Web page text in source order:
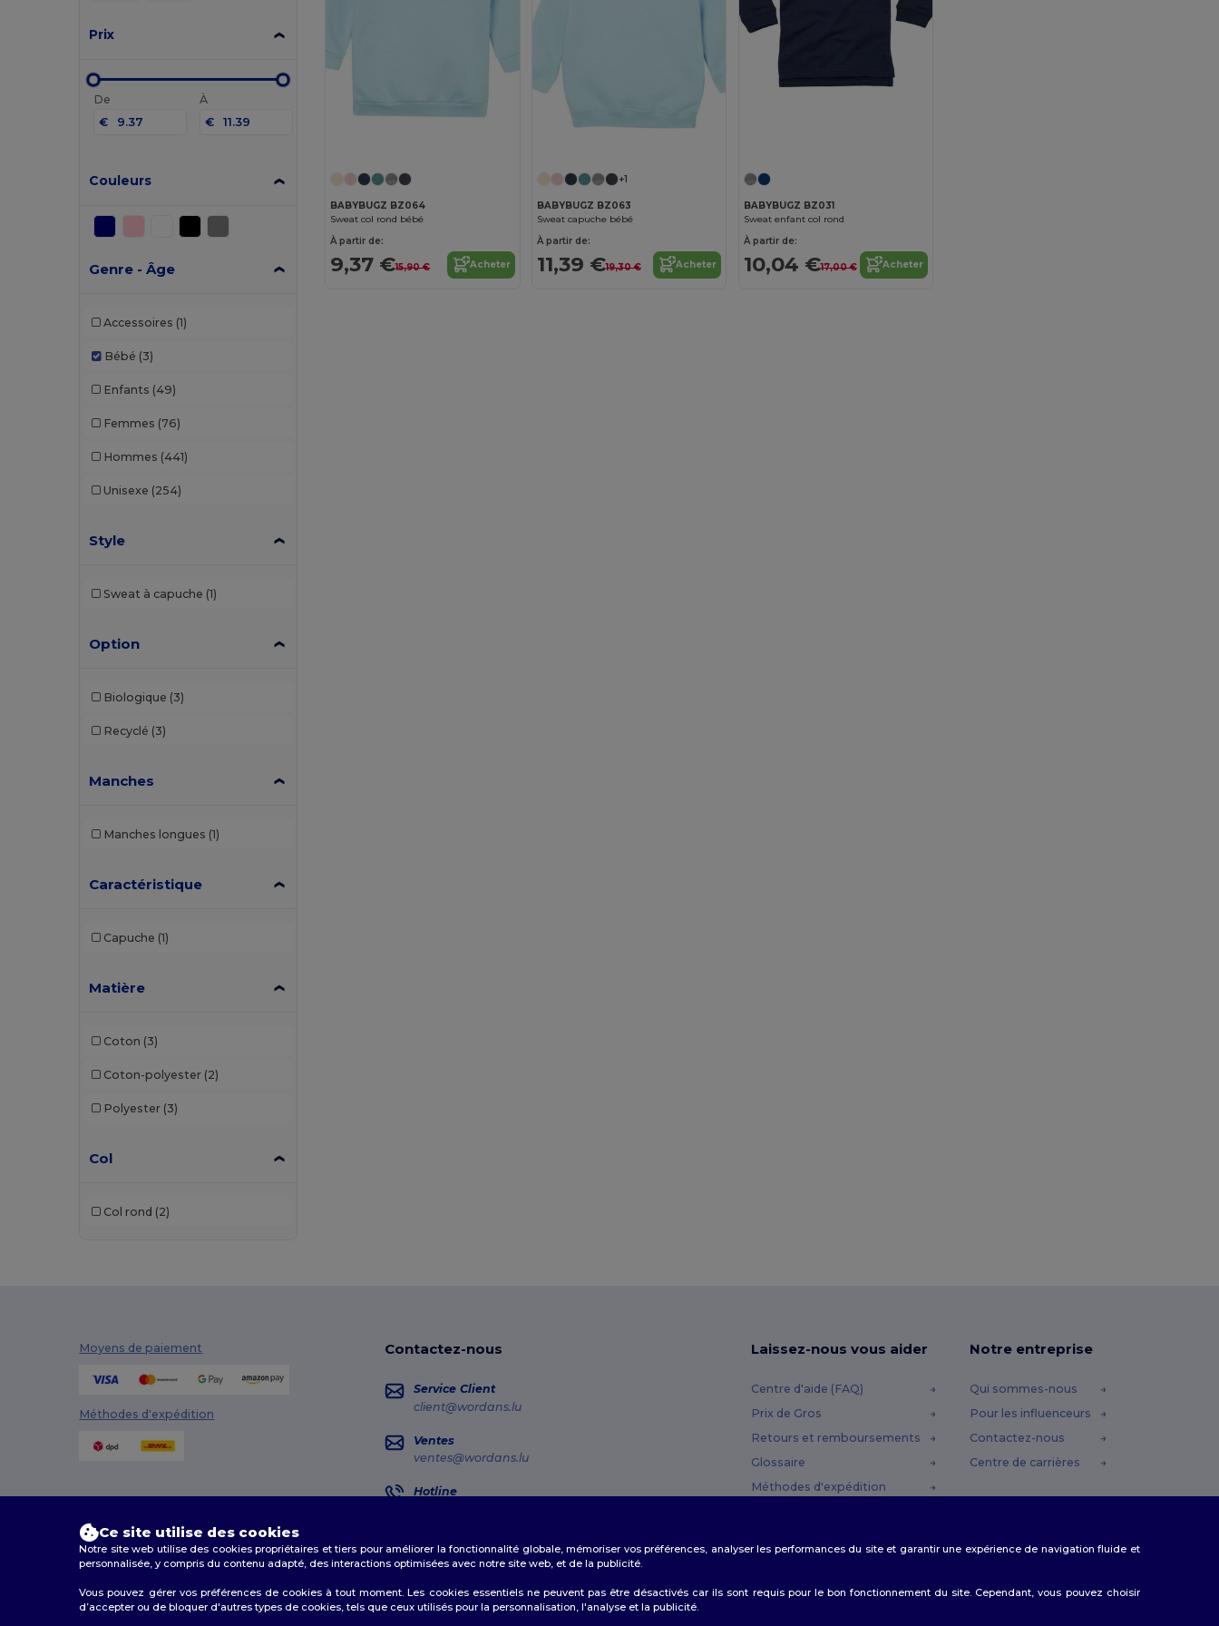
Prix
De
€
À
€
Couleurs
Genre - Âge
Accessoires (1)
Bébé (3)
Enfants (49)
Femmes (76)
Hommes (441)
Unisexe (254)
Style
Sweat à capuche (1)
Option
Biologique (3)
Recyclé (3)
Manches
Manches longues (1)
Caractéristique
Capuche (1)
Matière
Coton (3)
Coton-polyester (2)
Polyester (3)
Col
Col rond (2)
BABYBUGZ BZ064
Sweat col rond bébé
À partir de:
9,37 €15,90 € Acheter
+1
BABYBUGZ BZ063
Sweat capuche bébé
À partir de:
11,39 €19,30 € Acheter
BABYBUGZ BZ031
Sweat enfant col rond
À partir de:
10,04 €17,00 € Acheter
Moyens de paiement
Méthodes d'expédition
Contactez-nous
Service Client
client@wordans.lu
Ventes
ventes@wordans.lu
Hotline
Suivi de commande
Laissez-nous vous aider
Centre d'aide (FAQ)
Prix de Gros
Retours et remboursements
Glossaire
Méthodes d'expédition
Notre entreprise
Qui sommes-nous
Pour les influenceurs
Contactez-nous
Centre de carrières
Ce site utilise des cookies
Notre site web utilise des cookies propriétaires et tiers pour améliorer la fonctionnalité globale, mémoriser vos préférences, analyser les performances du site et garantir une expérience de navigation fluide et
personnalisée, y compris du contenu adapté, des interactions optimisées avec notre site web, et de la publicité.
Vous pouvez gérer vos préférences de cookies à tout moment. Les cookies essentiels ne peuvent pas être désactivés car ils sont requis pour le bon fonctionnement du site. Cependant, vous pouvez choisir
d’accepter ou de bloquer d'autres types de cookies, tels que ceux utilisés pour la personnalisation, l'analyse et la publicité.